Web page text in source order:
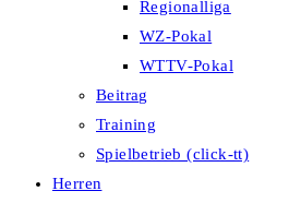
Regionalliga
WZ-Pokal
WTTV-Pokal
Beitrag
Training
Spielbetrieb (click-tt)
Herren